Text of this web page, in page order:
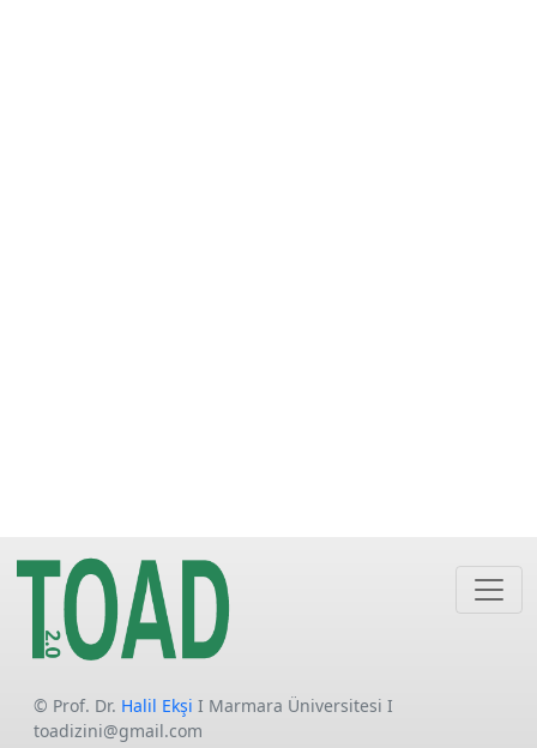
© Prof. Dr. Halil Ekşi I Marmara Üniversitesi I
toadizini@gmail.com